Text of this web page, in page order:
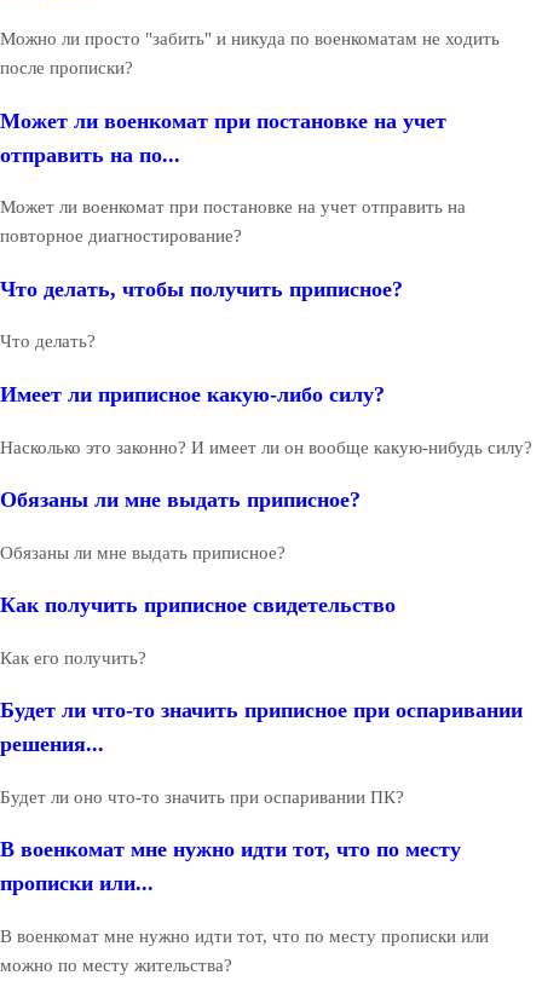
Можно ли просто "забить" и никуда по военкоматам не ходить
после прописки?
Может ли военкомат при постановке на учет
отправить на по...
Может ли военкомат при постановке на учет отправить на
повторное диагностирование?
Что делать, чтобы получить приписное?
Что делать?
Имеет ли приписное какую-либо силу?
Насколько это законно? И имеет ли он вообще какую-нибудь силу?
Обязаны ли мне выдать приписное?
Обязаны ли мне выдать приписное?
Как получить приписное свидетельство
Как его получить?
Будет ли что-то значить приписное при оспаривании
решения...
Будет ли оно что-то значить при оспаривании ПК?
В военкомат мне нужно идти тот, что по месту
прописки или...
В военкомат мне нужно идти тот, что по месту прописки или
можно по месту жительства?